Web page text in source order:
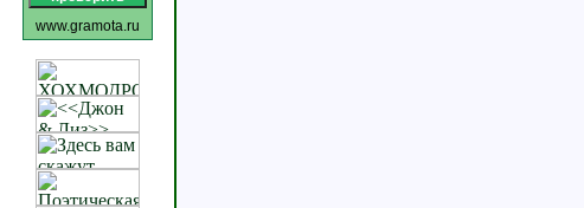
www.gramota.ru